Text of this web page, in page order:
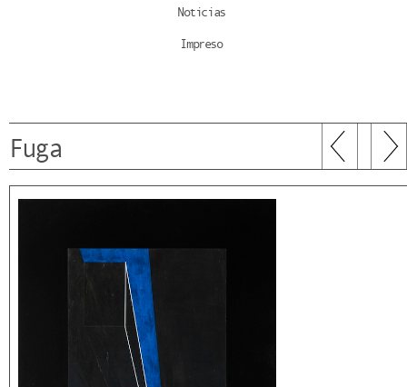
Noticias
Impreso
Fuga